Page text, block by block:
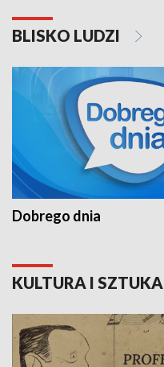
BLISKO LUDZI
Dobrego dnia
KULTURA I SZTUKA